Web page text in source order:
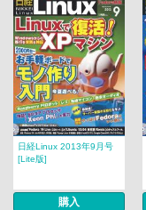
日経Linux 2013年9月号
[Lite版]
購入